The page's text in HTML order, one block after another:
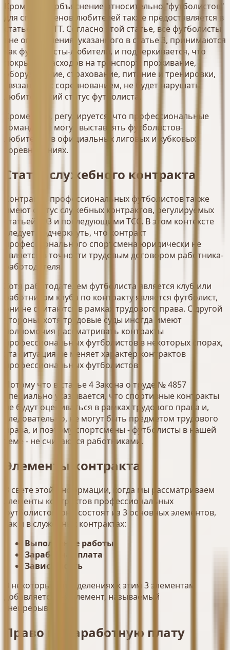
Кроме того, объяснение относительно "футболистов"
для спортсменов-любителей также предоставляется в
статье 4 PFSTT. Согласно этой статье, все футболисты
вне определения, указанного в статье 3, принимаются
как футболисты-любители, и подчеркивается, что
покрытие расходов на транспорт, проживание,
оборудование, страхование, питание и тренировки,
связанные с соревнованием, не будет нарушать
любительский статус футболиста.
Кроме того, регулируется, что профессиональные
команды не могут выставлять футболистов-
любителей в официальных лиговых и кубковых
соревнованиях.
Статус служебного контракта
Контракты профессиональных футболистов также
имеют статус служебных контрактов, регулируемых
статьей 393 и последующими TCC. В этом контексте
следует подчеркнуть, что контракт
профессионального спортсмена юридически не
является в точности трудовым договором работника-
работодателя.
Хотя работодателем футболиста является клуб или
работником клуба по контракту является футболист,
они не считаются в рамках трудового права. С другой
стороны, хотя трудовые суды иногда имеют
полномочия рассматривать контракты
профессиональных футболистов в некоторых спорах,
эта ситуация не меняет характер контрактов
профессиональных футболистов.
Потому что в статье 4 Закона о труде № 4857
специально указывается, что спортивные контракты
не будут оцениваться в рамках трудового права и,
следовательно, не могут быть предметом трудового
права, и поэтому спортсмены - футболисты в нашей
теме - не считаются работниками.
Элементы контракта
В свете этой информации, когда мы рассматриваем
элементы контрактов профессиональных
футболистов, они состоят из 3 основных элементов,
как и в служебных контрактах:
Выполнение работы
Заработная плата
Зависимость
В некоторых определениях к этим 3 элементам
добавляется 4-й элемент, называемый
"непрерывность".
Право на заработную плату